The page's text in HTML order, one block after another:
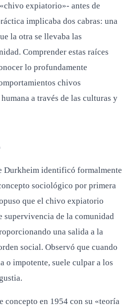
expiatorio»- antes de
implicaba dos cabras: una
la otra se llevaba las
Comprender estas raíces
lo profundamente
chivos
a través de las culturas y
Durkheim identificó formalmente
sociológico por primera
que el chivo expiatorio
supervivencia de la comunidad
una salida a la
social. Observó que cuando
o impotente, suele culpar a los
concepto en 1954 con su «teoría